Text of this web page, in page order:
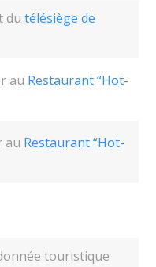
du télésiège de
au Restaurant “Hot-
au Restaurant “Hot-
touristique